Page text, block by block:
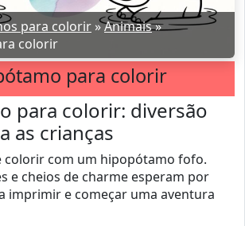
para colorir »Animais»
colorir
para colorir
para colorir: diversão
as crianças
colorir com um hipopótamo fofo.
e cheios de charme esperam por
imprimir e começar uma aventura